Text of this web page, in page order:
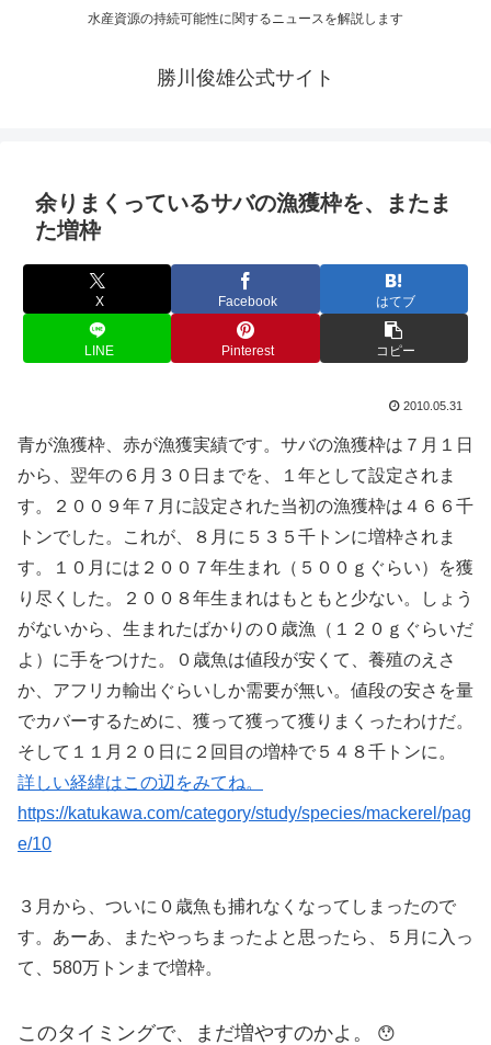
水産資源の持続可能性に関するニュースを解説します
勝川俊雄公式サイト
余りまくっているサバの漁獲枠を、またま
た増枠
X Facebook はてブ
LINE Pinterest コピー
2010.05.31
青が漁獲枠、赤が漁獲実績です。サバの漁獲枠は７月１日
から、翌年の６月３０日までを、１年として設定されま
す。２００９年７月に設定された当初の漁獲枠は４６６千
トンでした。これが、８月に５３５千トンに増枠されま
す。１０月には２００７年生まれ（５００ｇぐらい）を獲
り尽くした。２００８年生まれはもともと少ない。しょう
がないから、生まれたばかりの０歳漁（１２０ｇぐらいだ
よ）に手をつけた。０歳魚は値段が安くて、養殖のえさ
か、アフリカ輸出ぐらいしか需要が無い。値段の安さを量
でカバーするために、獲って獲って獲りまくったわけだ。
そして１１月２０日に２回目の増枠で５４８千トンに。
詳しい経緯はこの辺をみてね。
https://katukawa.com/category/study/species/mackerel/pag
e/10
３月から、ついに０歳魚も捕れなくなってしまったので
す。あーあ、またやっちまったよと思ったら、５月に入っ
て、580万トンまで増枠。
このタイミングで、まだ増やすのかよ。 😯